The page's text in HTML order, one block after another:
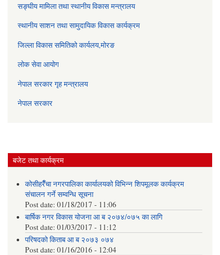
सङ्घीय मामिला तथा स्थानीय विकास मन्त्रालय
स्थानीय साशन तथा सामुदायिक विकास कार्यक्रम
जिल्ला विकास समितिको कार्यलय,मोरङ
लोक सेवा आयोग
नेपाल सरकार गृह मन्त्रालय
नेपाल सरकार
बजेट तथा कार्यक्रम
कोसीहरैँचा नगरपालिका कार्यालयको विभिन्न शिपमूलक कार्यक्रम
संचालन गर्ने सम्वन्धि सूचना
Post date:01/18/2017 - 11:06
बार्षिक नगर विकास योजना आ‍ ब २०७४/०७५ का लागि
Post date:01/03/2017 - 11:12
परिषदको किताब आ ब २०७३ ०७४
Post date:01/16/2016 - 12:04